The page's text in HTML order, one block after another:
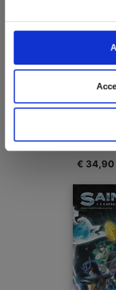
I CAVALIERI DELLO
€ 34,90